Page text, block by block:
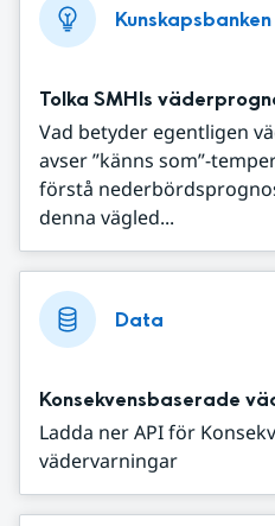
Kunskapsbanken
Tolka SMHIs
Vad betyder egentligen
avser ”känns som”-
förstå
denna vägled...
Data
Konsekvensbaserade
Ladda ner API för
vädervarningar